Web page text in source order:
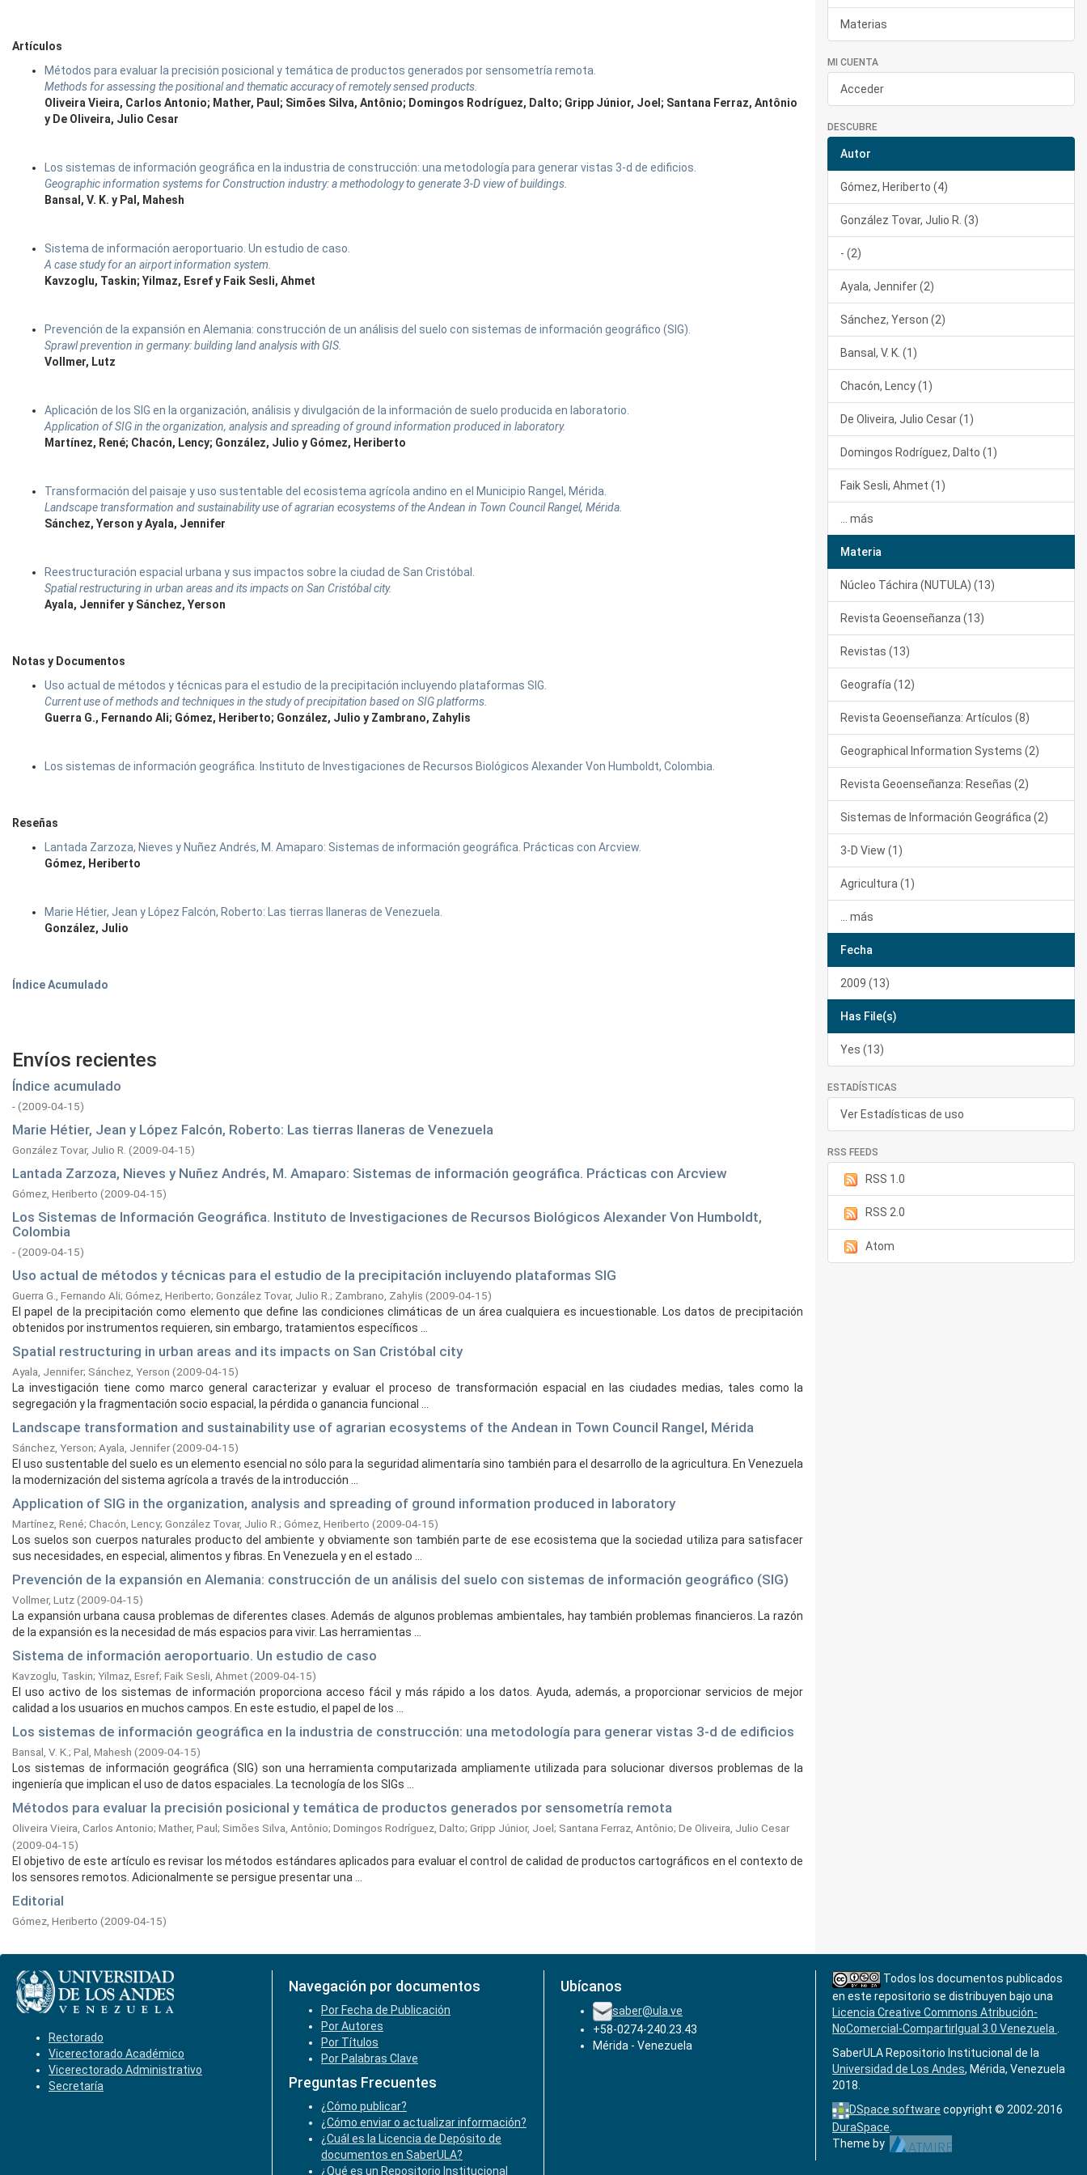
Artículos
Métodos para evaluar la precisión posicional y temática de productos generados por sensometría remota.
Methods for assessing the positional and thematic accuracy of remotely sensed products.
Oliveira Vieira, Carlos Antonio; Mather, Paul; Simões Silva, Antônio; Domingos Rodríguez, Dalto; Gripp Júnior, Joel; Santana Ferraz, Antônio
y De Oliveira, Julio Cesar
Los sistemas de información geográfica en la industria de construcción: una metodología para generar vistas 3-d de edificios.
Geographic information systems for Construction industry: a methodology to generate 3-D view of buildings.
Bansal, V. K. y Pal, Mahesh
Sistema de información aeroportuario. Un estudio de caso.
A case study for an airport information system.
Kavzoglu, Taskin; Yilmaz, Esref y Faik Sesli, Ahmet
Prevención de la expansión en Alemania: construcción de un análisis del suelo con sistemas de información geográfico (SIG).
Sprawl prevention in germany: building land analysis with GIS.
Vollmer, Lutz
Aplicación de los SIG en la organización, análisis y divulgación de la información de suelo producida en laboratorio.
Application of SIG in the organization, analysis and spreading of ground information produced in laboratory.
Martínez, René; Chacón, Lency; González, Julio y Gómez, Heriberto
Transformación del paisaje y uso sustentable del ecosistema agrícola andino en el Municipio Rangel, Mérida.
Landscape transformation and sustainability use of agrarian ecosystems of the Andean in Town Council Rangel, Mérida.
Sánchez, Yerson y Ayala, Jennifer
Reestructuración espacial urbana y sus impactos sobre la ciudad de San Cristóbal.
Spatial restructuring in urban areas and its impacts on San Cristóbal city.
Ayala, Jennifer y Sánchez, Yerson
Notas y Documentos
Uso actual de métodos y técnicas para el estudio de la precipitación incluyendo plataformas SIG.
Current use of methods and techniques in the study of precipitation based on SIG platforms.
Guerra G., Fernando Ali; Gómez, Heriberto; González, Julio y Zambrano, Zahylis
Los sistemas de información geográfica. Instituto de Investigaciones de Recursos Biológicos Alexander Von Humboldt, Colombia.
Reseñas
Lantada Zarzoza, Nieves y Nuñez Andrés, M. Amaparo: Sistemas de información geográfica. Prácticas con Arcview.
Gómez, Heriberto
Marie Hétier, Jean y López Falcón, Roberto: Las tierras llaneras de Venezuela.
González, Julio
Índice Acumulado
Envíos recientes
Índice acumulado
-(2009-04-15)
Marie Hétier, Jean y López Falcón, Roberto: Las tierras llaneras de Venezuela
González Tovar, Julio R. (2009-04-15)
Lantada Zarzoza, Nieves y Nuñez Andrés, M. Amaparo: Sistemas de información geográfica. Prácticas con Arcview
Gómez, Heriberto (2009-04-15)
Los Sistemas de Información Geográfica. Instituto de Investigaciones de Recursos Biológicos Alexander Von Humboldt,
Colombia
-(2009-04-15)
Uso actual de métodos y técnicas para el estudio de la precipitación incluyendo plataformas SIG
Guerra G., Fernando Ali; Gómez, Heriberto; González Tovar, Julio R. ; Zambrano, Zahylis (2009-04-15)
El papel de la precipitación como elemento que define las condiciones climáticas de un área cualquiera es incuestionable. Los datos de precipitación
obtenidos por instrumentos requieren, sin embargo, tratamientos específicos ...
Spatial restructuring in urban areas and its impacts on San Cristóbal city
Ayala, Jennifer; Sánchez, Yerson (2009-04-15)
La investigación tiene como marco general caracterizar y evaluar el proceso de transformación espacial en las ciudades medias, tales como la
segregación y la fragmentación socio espacial, la pérdida o ganancia funcional ...
Landscape transformation and sustainability use of agrarian ecosystems of the Andean in Town Council Rangel, Mérida
Sánchez, Yerson; Ayala, Jennifer(2009-04-15)
El uso sustentable del suelo es un elemento esencial no sólo para la seguridad alimentaría sino también para el desarrollo de la agricultura. En Venezuela
la modernización del sistema agrícola a través de la introducción ...
Application of SIG in the organization, analysis and spreading of ground information produced in laboratory
Martínez, René; Chacón, Lency; González Tovar, Julio R. ; Gómez, Heriberto (2009-04-15)
Los suelos son cuerpos naturales producto del ambiente y obviamente son también parte de ese ecosistema que la sociedad utiliza para satisfacer
sus necesidades, en especial, alimentos y fibras. En Venezuela y en el estado ...
Prevención de la expansión en Alemania: construcción de un análisis del suelo con sistemas de información geográfico (SIG)
Vollmer, Lutz(2009-04-15)
La expansión urbana causa problemas de diferentes clases. Además de algunos problemas ambientales, hay también problemas financieros. La razón
de la expansión es la necesidad de más espacios para vivir. Las herramientas ...
Sistema de información aeroportuario. Un estudio de caso
Kavzoglu, Taskin; Yilmaz, Esref; Faik Sesli, Ahmet(2009-04-15)
El uso activo de los sistemas de información proporciona acceso fácil y más rápido a los datos. Ayuda, además, a proporcionar servicios de mejor
calidad a los usuarios en muchos campos. En este estudio, el papel de los ...
Los sistemas de información geográfica en la industria de construcción: una metodología para generar vistas 3-d de edificios
Bansal, V. K.; Pal, Mahesh (2009-04-15)
Los sistemas de información geográfica (SIG) son una herramienta computarizada ampliamente utilizada para solucionar diversos problemas de la
ingeniería que implican el uso de datos espaciales. La tecnología de los SIGs ...
Métodos para evaluar la precisión posicional y temática de productos generados por sensometría remota
Oliveira Vieira, Carlos Antonio; Mather, Paul; Simões Silva, Antônio; Domingos Rodríguez, Dalto; Gripp Júnior, Joel; Santana Ferraz, Antônio; De Oliveira, Julio Cesar
(2009-04-15)
El objetivo de este artículo es revisar los métodos estándares aplicados para evaluar el control de calidad de productos cartográficos en el contexto de
los sensores remotos. Adicionalmente se persigue presentar una ...
Editorial
Gómez, Heriberto (2009-04-15)
Materias
MI CUENTA
Acceder
DESCUBRE
Autor
Gómez, Heriberto (4)
González Tovar, Julio R. (3)
- (2)
Ayala, Jennifer (2)
Sánchez, Yerson (2)
Bansal, V. K. (1)
Chacón, Lency (1)
De Oliveira, Julio Cesar (1)
Domingos Rodríguez, Dalto (1)
Faik Sesli, Ahmet (1)
... más
Materia
Núcleo Táchira (NUTULA) (13)
Revista Geoenseñanza (13)
Revistas (13)
Geografía (12)
Revista Geoenseñanza: Artículos (8)
Geographical Information Systems (2)
Revista Geoenseñanza: Reseñas (2)
Sistemas de Información Geográfica (2)
3-D View (1)
Agricultura (1)
... más
Fecha
2009 (13)
Has File(s)
Yes (13)
ESTADÍSTICAS
Ver Estadísticas de uso
RSS FEEDS
RSS 1.0
RSS 2.0
Atom
Rectorado
Vicerectorado Académico
Vicerectorado Administrativo
Secretaría
Navegación por documentos
Por Fecha de Publicación
Por Autores
Por Títulos
Por Palabras Clave
Preguntas Frecuentes
¿Cómo publicar?
¿Cómo enviar o actualizar información?
¿Cuál es la Licencia de Depósito de
documentos en SaberULA?
¿Qué es un Repositorio Institucional
Ubícanos
saber@ula.ve
+58-0274-240.23.43
Mérida - Venezuela
Todos los documentos publicados
en este repositorio se distribuyen bajo una
Licencia Creative Commons Atribución-
NoComercial-CompartirIgual 3.0 Venezuela
SaberULA Repositorio Institucional de la
Universidad de Los Andes, Mérida, Venezuela
2018.
DSpace software copyright © 2002-2016
DuraSpace
Theme by